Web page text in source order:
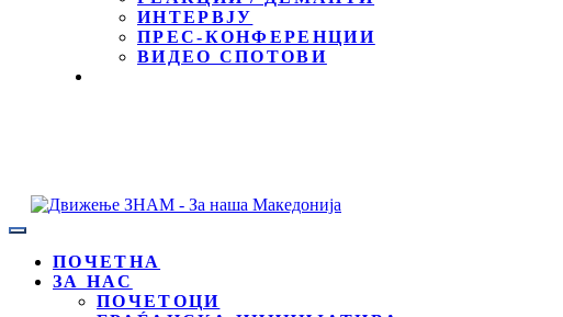
ИНТЕРВЈУ
ПРЕС-КОНФЕРЕНЦИИ
ВИДЕО СПОТОВИ
ПОЧЕТНА
ЗА НАС
ПОЧЕТОЦИ